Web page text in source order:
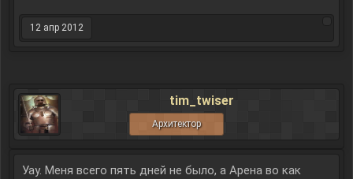
12 апр 2012
tim_twiser
Архитектор
Уау. Меня всего пять дней не было, а Арена во как